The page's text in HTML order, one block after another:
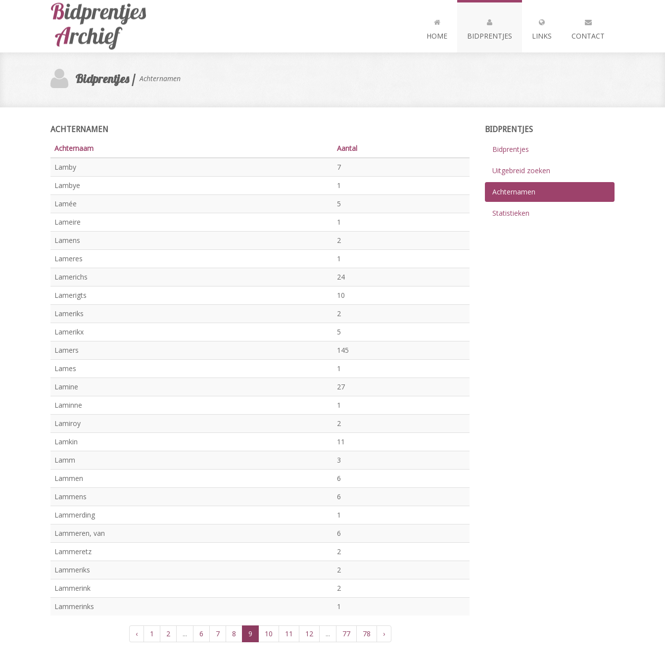
HOME BIDPRENTJES LINKS CONTACT
Bidprentjes / Achternamen
ACHTERNAMEN
Achternaam
Aantal
Lamby
7
Lambye
1
Lamée
5
Lameire
1
Lamens
2
Lameres
1
Lamerichs
24
Lamerigts
10
Lameriks
2
Lamerikx
5
Lamers
145
Lames
1
Lamine
27
Laminne
1
Lamiroy
2
Lamkin
11
Lamm
3
Lammen
6
Lammens
6
Lammerding
1
Lammeren, van
6
Lammeretz
2
Lammeriks
2
Lammerink
2
Lammerinks
1
‹ 1 2 ... 6 7 8 9 10 11 12 ... 77 78 ›
BIDPRENTJES
Bidprentjes
Uitgebreid zoeken
Achternamen
Statistieken